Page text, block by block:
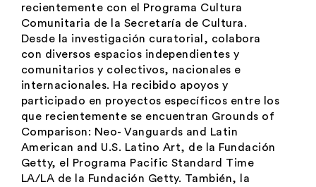
recientemente con el Programa Cultura
Comunitaria de la Secretaría de Cultura.
Desde la investigación curatorial, colabora
con diversos espacios independientes y
comunitarios y colectivos, nacionales e
internacionales. Ha recibido apoyos y
participado en proyectos específicos entre los
que recientemente se encuentran Grounds of
Comparison: Neo- Vanguards and Latin
American and U.S. Latino Art, de la Fundación
Getty, el Programa Pacific Standard Time
LA/LA de la Fundación Getty. También, la